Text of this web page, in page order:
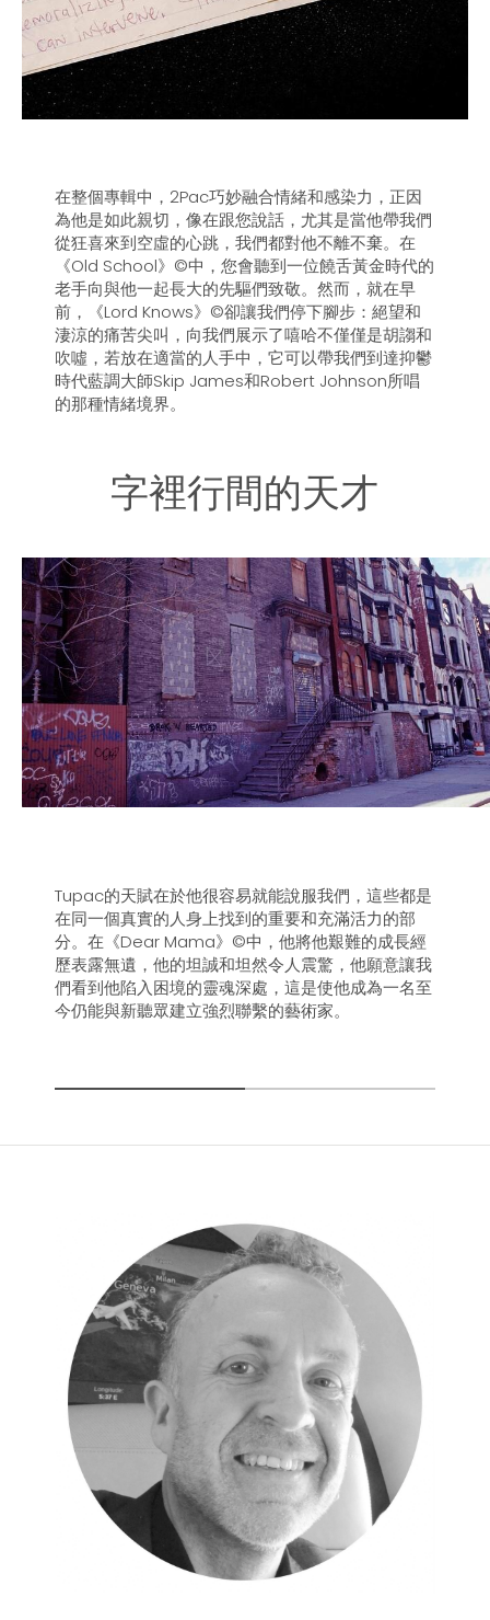
在整個專輯中，2Pac巧妙融合情緒和感染力，正因
為他是如此親切，像在跟您說話，尤其是當他帶我們
從狂喜來到空虛的心跳，我們都對他不離不棄。在
《Old School》©中，您會聽到一位饒舌黃金時代的
老手向與他一起長大的先驅們致敬。然而，就在早
前，《Lord Knows》©卻讓我們停下腳步：絕望和
淒涼的痛苦尖叫，向我們展示了嘻哈不僅僅是胡謅和
吹噓，若放在適當的人手中，它可以帶我們到達抑鬱
時代藍調大師Skip James和Robert Johnson所唱
的那種情緒境界。
字裡行間的天才
Tupac的天賦在於他很容易就能說服我們，這些都是
在同一個真實的人身上找到的重要和充滿活力的部
分。在《Dear Mama》©中，他將他艱難的成長經
歷表露無遺，他的坦誠和坦然令人震驚，他願意讓我
們看到他陷入困境的靈魂深處，這是使他成為一名至
今仍能與新聽眾建立強烈聯繫的藝術家。